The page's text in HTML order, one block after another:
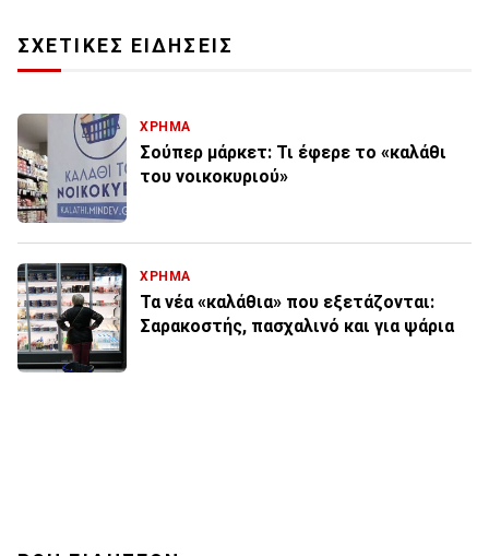
ΣΧΕΤΙΚΕΣ ΕΙΔΗΣΕΙΣ
ΧΡΗΜΑ
Σούπερ μάρκετ: Τι έφερε το «καλάθι
του νοικοκυριού»
ΧΡΗΜΑ
Τα νέα «καλάθια» που εξετάζονται:
Σαρακοστής, πασχαλινό και για ψάρια